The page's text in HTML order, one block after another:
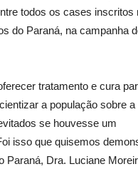
todos os cases inscritos
do Paraná, na campanha
tratamento e cura
a população sobre a
se houvesse um
isso que quisemos
Paraná, Dra. Luciane